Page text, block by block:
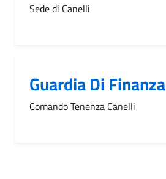
Sede di Canelli
Guardia Di Finanza
Comando Tenenza Canelli